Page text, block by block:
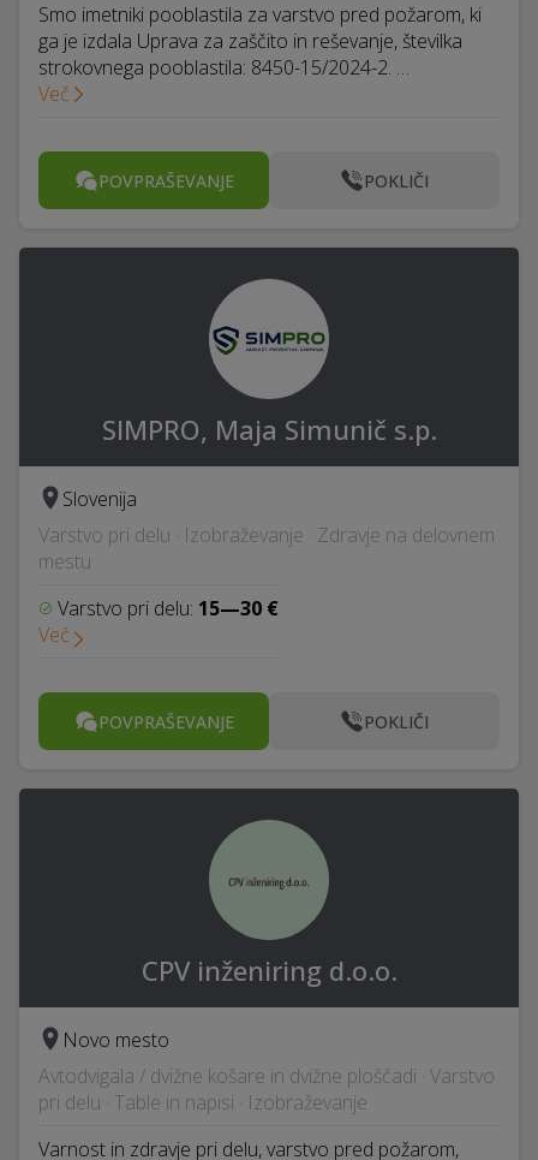
Smo imetniki pooblastila za varstvo pred požarom, ki
ga je izdala Uprava za zaščito in reševanje, številka
strokovnega pooblastila: 8450-15/2024-2. …
Več
POVPRAŠEVANJE POKLIČI
SIMPRO, Maja Simunič s.p.
Slovenija
Varstvo pri delu · Izobraževanje · Zdravje na delovnem
mestu
Varstvo pri delu: 15—30 €
Več
POVPRAŠEVANJE POKLIČI
CPV inženiring d.o.o.
Novo mesto
Avtodvigala / dvižne košare in dvižne ploščadi · Varstvo
pri delu · Table in napisi · Izobraževanje
Varnost in zdravje pri delu, varstvo pred požarom,